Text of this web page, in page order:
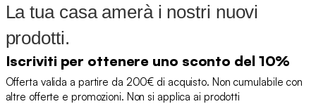
La tua casa amerà i nostri nuovi
prodotti.
Iscriviti per ottenere uno sconto del 10%
Offerta valida a partire da 200€ di acquisto. Non cumulabile con
altre offerte e promozioni. Non si applica ai prodotti